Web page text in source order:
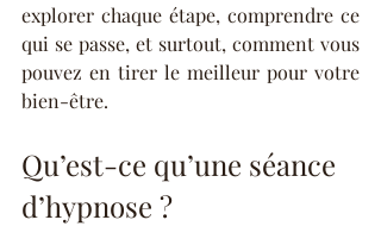
explorer chaque étape, comprendre ce
qui se passe, et surtout, comment vous
pouvez en tirer le meilleur pour votre
bien-être.
Qu’est-ce qu’une séance
d’hypnose ?